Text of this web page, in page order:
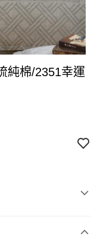
純棉/2351幸運